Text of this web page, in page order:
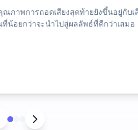
ภาพการถอดเสียงสุดท้ายยังขึ้นอยู่กับ
ที่น้อยกว่าจะนำไปสู่ผลลัพธ์ที่ดีกว่าเสมอ